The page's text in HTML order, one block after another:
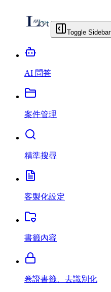
Toggle Sidebar
AI 問答
案件管理
精準搜尋
客製化設定
書籤內容
卷證書籤、去識別化